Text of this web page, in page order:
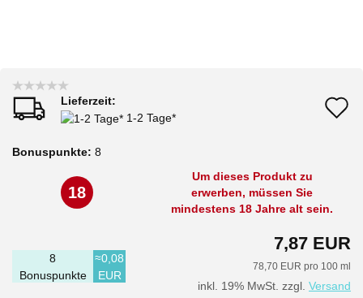
Lieferzeit:
1-2 Tage*
Bonuspunkte: 8
18
Um dieses Produkt zu
erwerben, müssen Sie
mindestens 18 Jahre alt sein.
7,87 EUR
78,70 EUR pro 100 ml
inkl. 19% MwSt. zzgl. Versand
8
Bonuspunkte
≈0,08
EUR